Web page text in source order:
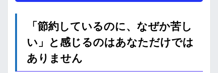
「節約しているのに、なぜか苦し
い」と感じるのはあなただけでは
ありません